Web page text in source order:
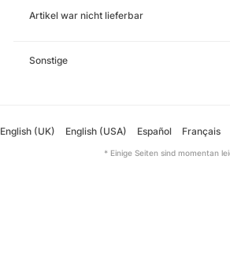
Artikel war nicht lieferbar
Sonstige
English (UK) English (USA) Español Français
* Einige Seiten sind momentan